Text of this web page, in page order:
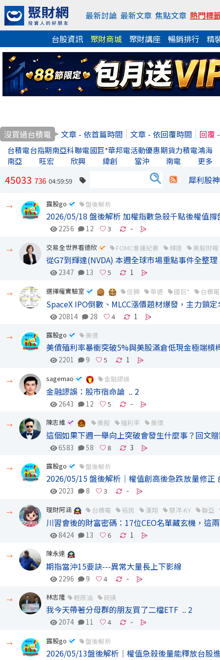
最新討論 最新文章 焦點文章 熱門標
台股資訊
聚財商城 聚財講座 暢銷排行 精
沒買過台積電 文章 - 依首篇時間 文章 - 依回覆時間 回覆
台積電台指期南亞科聯電國巨*華邦電活動優惠期貨力積電鴻海
南亞
旺宏 欣興 緯創 當沖 南電 更多
45033 736 04:59:59 犀利股
→ 露股go 盤後解析
2026/05/18 盤後解析 加權指數急殺千點後權值
2256 12 -
→ 交易全世界看德欣 FOMC會議紀要 輝達 美股財報
從G7到輝達(NVDA) 本週全球市場重點事件全整理
2347 13 1
→ 選擇權實驗室 信錦 華通 國巨* 台積電
SpaceX IPO倒數、MLCC漲價題材爆發，主力鎖
20814 28 1
→ 露股go 美債
美債殖利率暴衝突破5%與美股滿倉低現金極端
2201 9 1
→ sagemao 金融謬誤
金融謬誤：股市宿命論 .. 2
2643 12 -
→ 陳志維 美股 殖利率 美債
這個如果下週一舉向上突破會發生什麼事？回文
6583 58 3
→ 露股go 盤後解析
2026/05/15 盤後解析｜權值創高後急跌放量修正
2023 8 -
→ 理財阿涵 台積電 裕民 漢翔 慧洋-KY 聯亞
川習會後的財富密碼：17位CEO名單藏玄機，這
8424 13 1
→ 陳永達
期指當沖15要訣---異常大量長上下影線
2296 9 -
→ 林志隆 輕原油 硫磺
我今天帶著分母群的朋友買了二檔ETF️ ..2
2074 11 -
→ 露股go 盤後解析
2026/05/13盤後解析｜權值急殺後量能釋放台股